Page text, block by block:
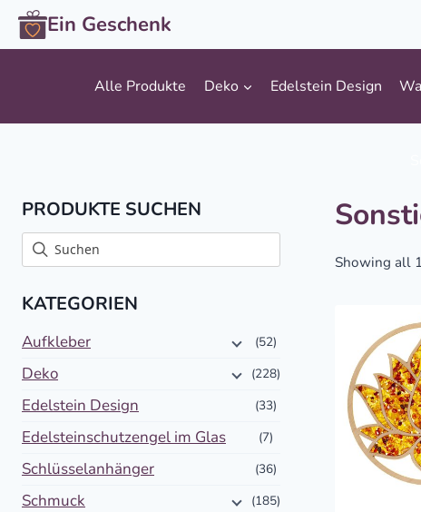
Zum
Inhalt
springen
Ein Geschenk
Alle Produkte Deko Edelstein Design
Showing all
PRODUKTE SUCHEN
KATEGORIEN
Aufkleber (52)
Deko (228)
Edelstein Design (33)
Edelsteinschutzengel im Glas (7)
Schlüsselanhänger (36)
Schmuck (185)